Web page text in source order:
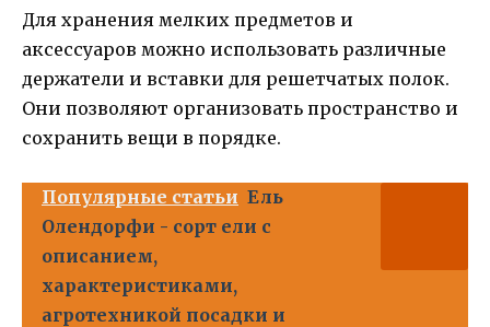
Для хранения мелких предметов и
аксессуаров можно использовать различные
держатели и вставки для решетчатых полок.
Они позволяют организовать пространство и
сохранить вещи в порядке.
Популярные статьи Ель
Олендорфи - сорт ели с
описанием,
характеристиками,
агротехникой посадки и